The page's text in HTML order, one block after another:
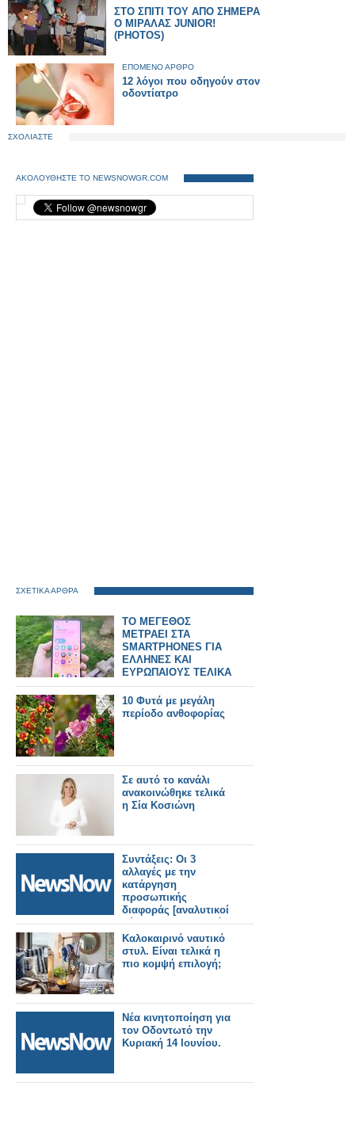
ΣΤΟ ΣΠΙΤΙ ΤΟΥ ΑΠΟ ΣΗΜΕΡΑ
Ο ΜΙΡΑΛΑΣ JUNIOR!
(PHOTOS)
ΕΠΟΜΕΝΟ ΑΡΘΡΟ
12 λόγοι που οδηγούν στον
οδοντίατρο
ΣΧΟΛΙΑΣΤΕ
ΑΚΟΛΟΥΘΗΣΤΕ ΤΟ NEWSNOWGR.COM
ΣΧΕΤΙΚΑ ΑΡΘΡΑ
ΤΟ ΜΕΓΕΘΟΣ
ΜΕΤΡΑΕΙ ΣΤΑ
SMARTPHONES ΓΙΑ
ΕΛΛΗΝΕΣ ΚΑΙ
ΕΥΡΩΠΑΙΟΥΣ ΤΕΛΙΚΑ
10 Φυτά με μεγάλη
περίοδο ανθοφορίας
Σε αυτό το κανάλι
ανακοινώθηκε τελικά
η Σία Κοσιώνη
Συντάξεις: Οι 3
αλλαγές με την
κατάργηση
προσωπικής
διαφοράς [αναλυτικοί
πίνακες με τα τελικά
ποσά για όλα τα
ταμεία.
Καλοκαιρινό ναυτικό
στυλ. Είναι τελικά η
πιο κομψή επιλογή;
Νέα κινητοποίηση για
τον Οδοντωτό την
Κυριακή 14 Ιουνίου.